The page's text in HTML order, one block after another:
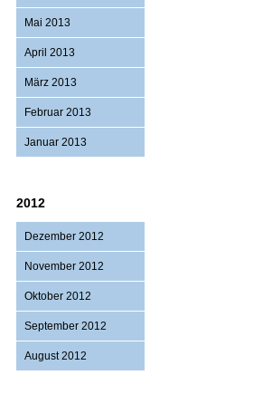
Mai 2013
April 2013
März 2013
Februar 2013
Januar 2013
2012
Dezember 2012
November 2012
Oktober 2012
September 2012
August 2012